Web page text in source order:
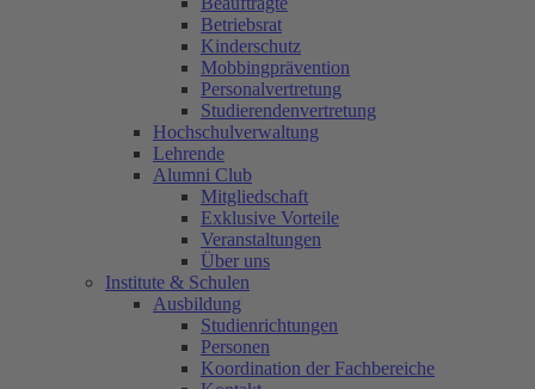
Betriebsrat
Kinderschutz
Mobbingprävention
Personalvertretung
Studierendenvertretung
Hochschulverwaltung
Lehrende
Alumni Club
Mitgliedschaft
Exklusive Vorteile
Veranstaltungen
Über uns
Institute & Schulen
Ausbildung
Studienrichtungen
Personen
Koordination der Fachbereiche